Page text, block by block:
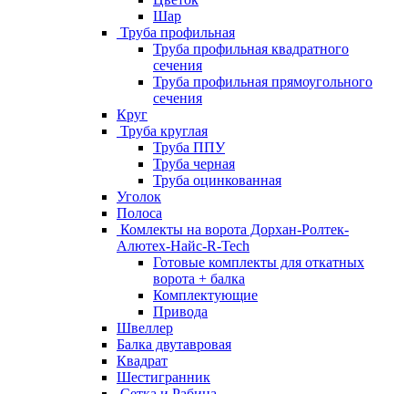
Шар
Труба профильная
Труба профильная квадратного
сечения
Труба профильная прямоугольного
сечения
Круг
Труба круглая
Труба ППУ
Труба черная
Труба оцинкованная
Уголок
Полоса
Комлекты на ворота Дорхан-Ролтек-
Алютех-Найс-R-Tech
Готовые комплекты для откатных
ворота + балка
Комплектующие
Привода
Швеллер
Балка двутавровая
Квадрат
Шестигранник